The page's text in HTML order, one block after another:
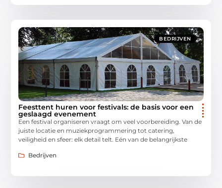
BEDRIJVEN
Feesttent huren voor festivals: de basis voor een
geslaagd evenement
Een festival organiseren vraagt om veel voorbereiding. Van de
juiste locatie en muziekprogrammering tot catering,
veiligheid en sfeer: elk detail telt. Eén van de belangrijkste
Bedrijven